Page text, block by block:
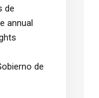
de
annual
de